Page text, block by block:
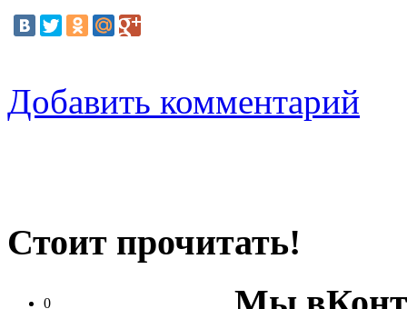
Добавить комментарий
Стоит прочитать!
0